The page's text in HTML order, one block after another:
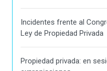
Incidentes frente al
Ley de Propiedad Privada
Propiedad privada: en